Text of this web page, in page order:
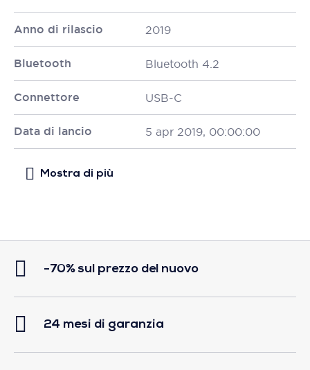
Anno di rilascio 2019
Bluetooth Bluetooth 4.2
Connettore USB-C
Data di lancio 5 apr 2019, 00:00:00
-70% sul prezzo del nuovo
24 mesi di garanzia